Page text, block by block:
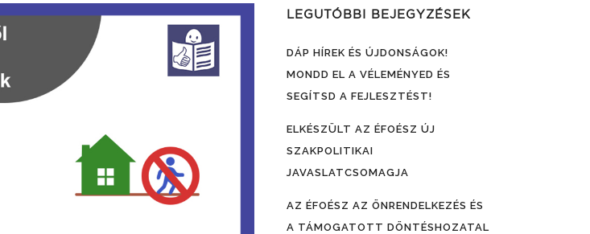
LEGUTÓBBI BEJEGYZÉSEK
DÁP HÍREK ÉS ÚJDONSÁGOK!
MONDD EL A VÉLEMÉNYED ÉS
SEGÍTSD A FEJLESZTÉST!
ELKÉSZÜLT AZ ÉFOÉSZ ÚJ
SZAKPOLITIKAI
JAVASLATCSOMAGJA
AZ ÉFOÉSZ AZ ÖNRENDELKEZÉS ÉS
A TÁMOGATOTT DÖNTÉSHOZATAL